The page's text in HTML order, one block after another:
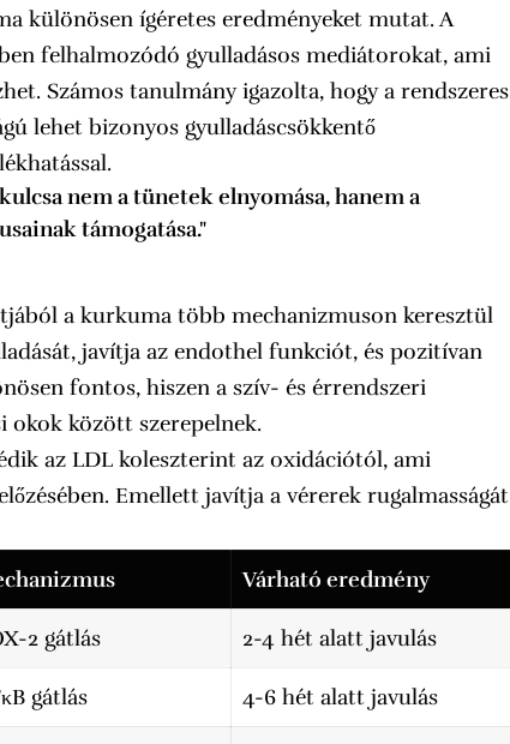
különösen ígéretes eredményeket mutat. A
felhalmozódó gyulladásos mediátorokat, ami
Számos tanulmány igazolta, hogy a rendszeres
lehet bizonyos gyulladáscsökkentő
nem a tünetek elnyomása, hanem a
támogatása."
a kurkuma több mechanizmuson keresztül
javítja az endothel funkciót, és pozitívan
fontos, hiszen a szív- és érrendszeri
okok között szerepelnek.
az LDL koleszterint az oxidációtól, ami
Emellett javítja a vérerek rugalmasságát
Várható eredmény
2 gátlás 2-4 hét alatt javulás
gátlás 4-6 hét alatt javulás